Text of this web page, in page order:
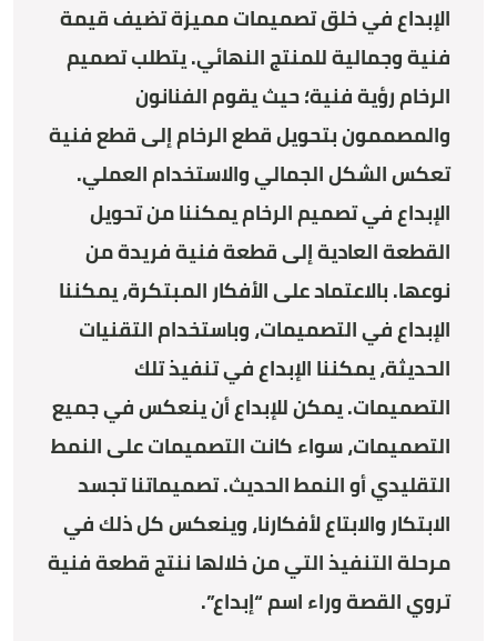
الإبداع في خلق تصميمات مميزة تضيف قيمة
فنية وجمالية للمنتج النهائي. يتطلب تصميم
الرخام رؤية فنية؛ حيث يقوم الفنانون
والمصممون بتحويل قطع الرخام إلى قطع فنية
تعكس الشكل الجمالي والاستخدام العملي.
الإبداع في تصميم الرخام يمكننا من تحويل
القطعة العادية إلى قطعة فنية فريدة من
نوعها. بالاعتماد على الأفكار المبتكرة، يمكننا
الإبداع في التصميمات، وباستخدام التقنيات
الحديثة، يمكننا الإبداع في تنفيذ تلك
التصميمات. يمكن للإبداع أن ينعكس في جميع
التصميمات، سواء كانت التصميمات على النمط
التقليدي أو النمط الحديث. تصميماتنا تجسد
الابتكار والابتاع لأفكارنا، وينعكس كل ذلك في
مرحلة التنفيذ التي من خلالها ننتج قطعة فنية
تروي القصة وراء اسم “إبداع”.